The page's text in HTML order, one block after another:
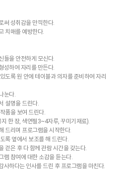
써 성취감을 만끽한다.
치매를 예방한다.
들을 안전하게 모신다.
성하여 자리를 만든다.
도록 원 안에 테이블과 의자를 준비하여 자리
눈다.
설명을 드린다.
품을 보여 드린다.
한 장, 색연필3~4자루, 꾸미기재료).
드리며 프로그램을 시작한다.
록 옆에서 보조를 해 드린다.
걷은 후 다 함께 관람 시간을 갖는다.
참여에 대한 소감을 듣는다.
하다는 인사를 드린 후 프로그램을 마친다.